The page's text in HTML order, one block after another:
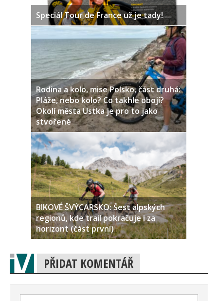
Speciál Tour de France už je tady!
Rodina a kolo, mise Polsko, část druhá:
Pláže, nebo kolo? Co takhle obojí?
Okolí města Ustka je pro to jako
stvořené
BIKOVÉ ŠVÝCARSKO: Šest alpských
regionů, kde trail pokračuje i za
horizont (část první)
PŘIDAT KOMENTÁŘ